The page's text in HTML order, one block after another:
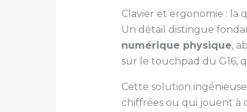
Clavier et ergonomie : la
Un détail distingue
numérique physique,
sur le touchpad du G16,
Cette solution
chiffrées ou qui jouent à